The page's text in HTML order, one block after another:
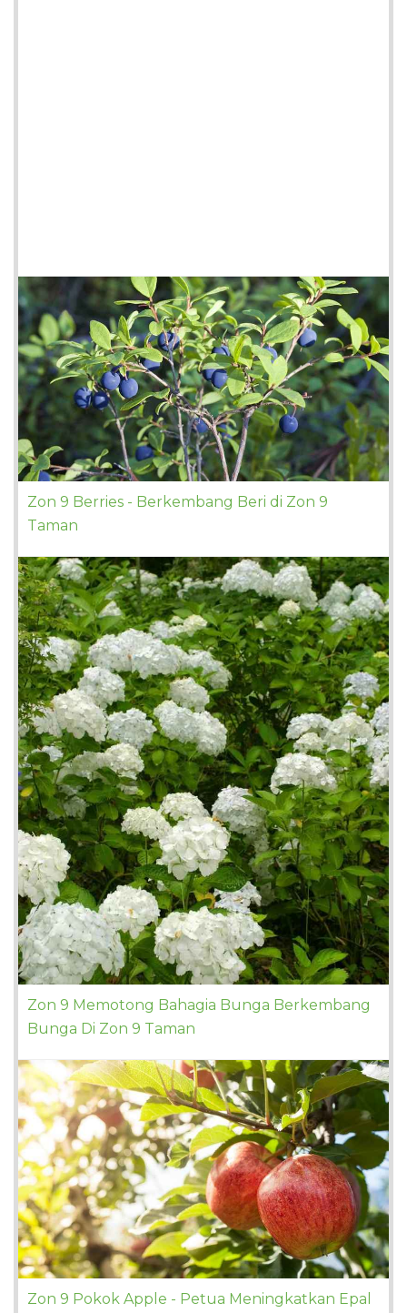
Zon 9 Berries - Berkembang Beri di Zon 9
Taman
Zon 9 Memotong Bahagia Bunga Berkembang
Bunga Di Zon 9 Taman
Zon 9 Pokok Apple - Petua Meningkatkan Epal